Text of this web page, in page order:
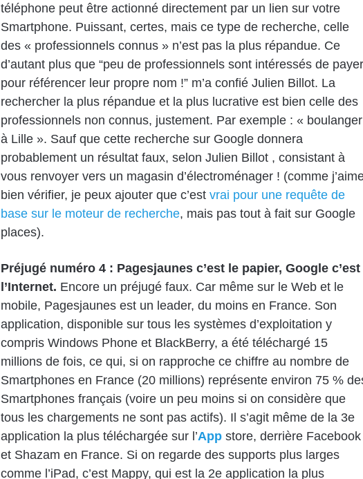
téléphone peut être actionné directement par un lien sur votre
Smartphone. Puissant, certes, mais ce type de recherche, celle
des « professionnels connus » n’est pas la plus répandue. Ce
d’autant plus que “peu de professionnels sont intéressés de payer
pour référencer leur propre nom !” m’a confié Julien Billot. La
rechercher la plus répandue et la plus lucrative est bien celle des
professionnels non connus, justement. Par exemple : « boulanger
à Lille ». Sauf que cette recherche sur Google donnera
probablement un résultat faux, selon Julien Billot , consistant à
vous renvoyer vers un magasin d’électroménager ! (comme
bien vérifier, je peux ajouter que c’est vrai pour une requête de
base sur le moteur de recherche, mais pas tout à fait sur Google
places).
Préjugé numéro 4 : Pagesjaunes c’est le papier, Google c’est
l’Internet. Encore un préjugé faux. Car même sur le Web et le
mobile, Pagesjaunes est un leader, du moins en France. Son
application, disponible sur tous les systèmes d’exploitation y
compris Windows Phone et BlackBerry, a été téléchargé 15
millions de fois, ce qui, si on rapproche ce chiffre au nombre de
Smartphones en France (20 millions) représente environ 75 %
Smartphones français (voire un peu moins si on considère que
tous les chargements ne sont pas actifs). Il s’agit même de la 3e
application la plus téléchargée sur l’Appstore, derrière Facebook
et Shazam en France. Si on regarde des supports plus larges
comme l’iPad, c’est Mappy, qui est la 2e application la plus